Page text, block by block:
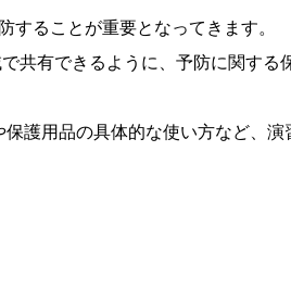
ることが重要となってきます。
共有できるように、予防に関する
護用品の具体的な使い方など、演